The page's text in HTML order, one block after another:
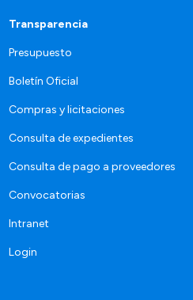
Transparencia
Presupuesto
Boletín Oficial
Compras y licitaciones
Consulta de expedientes
Consulta de pago a proveedores
Convocatorias
Intranet
Login